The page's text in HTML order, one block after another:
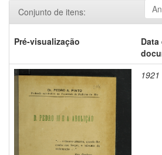
Conjunto de itens:
Pré-visualização
Data
1921